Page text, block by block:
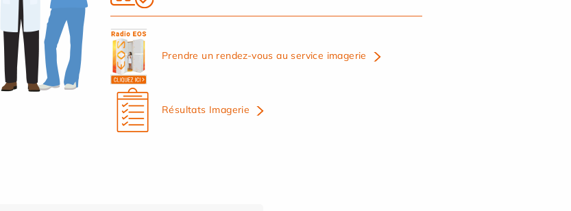
Prendre un rendez-vous au service imagerie
Résultats Imagerie